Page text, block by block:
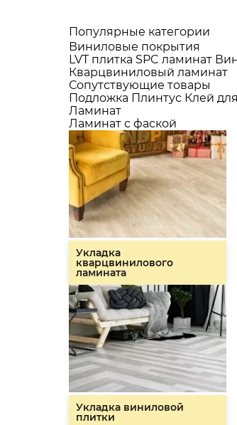
Популярные категории
Виниловые покрытия
LVT плитка SPC ламинат
Кварцвиниловый ламинат
Сопутствующие товары
Подложка Плинтус Клей
Ламинат
Ламинат с фаской
Укладка
кварцвинилового
ламината
Укладка виниловой
плитки